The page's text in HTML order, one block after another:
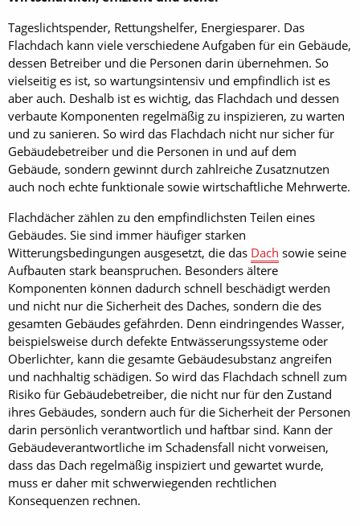
Tageslichtspender, Rettungshelfer, Energiesparer. Das
Flachdach kann viele verschiedene Aufgaben für ein Gebäude,
dessen Betreiber und die Personen darin übernehmen. So
vielseitig es ist, so wartungsintensiv und empfindlich ist es
aber auch. Deshalb ist es wichtig, das Flachdach und dessen
verbaute Komponenten regelmäßig zu inspizieren, zu warten
und zu sanieren. So wird das Flachdach nicht nur sicher für
Gebäudebetreiber und die Personen in und auf dem
Gebäude, sondern gewinnt durch zahlreiche Zusatznutzen
auch noch echte funktionale sowie wirtschaftliche Mehrwerte.
Flachdächer zählen zu den empfindlichsten Teilen eines
Gebäudes. Sie sind immer häufiger starken
Witterungsbedingungen ausgesetzt, die das Dach sowie seine
Aufbauten stark beanspruchen. Besonders ältere
Komponenten können dadurch schnell beschädigt werden
und nicht nur die Sicherheit des Daches, sondern die des
gesamten Gebäudes gefährden. Denn eindringendes Wasser,
beispielsweise durch defekte Entwässerungssysteme oder
Oberlichter, kann die gesamte Gebäudesubstanz angreifen
und nachhaltig schädigen. So wird das Flachdach schnell zum
Risiko für Gebäudebetreiber, die nicht nur für den Zustand
ihres Gebäudes, sondern auch für die Sicherheit der Personen
darin persönlich verantwortlich und haftbar sind. Kann der
Gebäudeverantwortliche im Schadensfall nicht vorweisen,
dass das Dach regelmäßig inspiziert und gewartet wurde,
muss er daher mit schwerwiegenden rechtlichen
Konsequenzen rechnen.